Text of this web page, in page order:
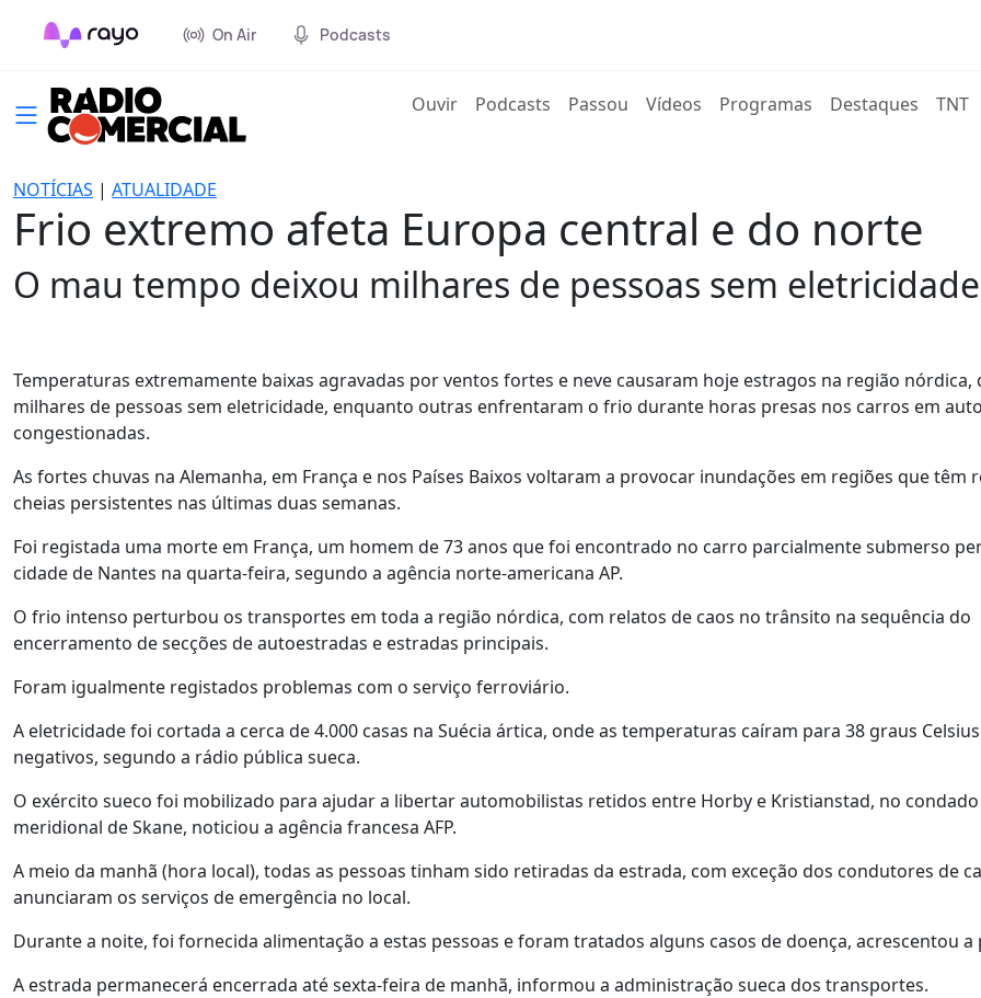
On Air Podcasts
Ouvir(current)
Podcasts Passou Vídeos Programas Destaques TNT
NOTÍCIAS | ATUALIDADE
Frio extremo afeta Europa central e do norte
O mau tempo deixou milhares de pessoas sem
Temperaturas extremamente baixas agravadas por ventos fortes e neve causaram hoje estragos na região nórdica,
milhares de pessoas sem eletricidade, enquanto outras enfrentaram o frio durante horas presas nos carros em
congestionadas.
As fortes chuvas na Alemanha, em França e nos Países Baixos voltaram a provocar inundações em regiões que têm
cheias persistentes nas últimas duas semanas.
Foi registada uma morte em França, um homem de 73 anos que foi encontrado no carro parcialmente submerso
cidade de Nantes na quarta-feira, segundo a agência norte-americana AP.
O frio intenso perturbou os transportes em toda a região nórdica, com relatos de caos no trânsito na sequência do
encerramento de secções de autoestradas e estradas principais.
Foram igualmente registados problemas com o serviço ferroviário.
A eletricidade foi cortada a cerca de 4.000 casas na Suécia ártica, onde as temperaturas caíram para 38 graus Celsius
negativos, segundo a rádio pública sueca.
O exército sueco foi mobilizado para ajudar a libertar automobilistas retidos entre Horby e Kristianstad, no condado
meridional de Skane, noticiou a agência francesa AFP.
A meio da manhã (hora local), todas as pessoas tinham sido retiradas da estrada, com exceção dos condutores de
anunciaram os serviços de emergência no local.
Durante a noite, foi fornecida alimentação a estas pessoas e foram tratados alguns casos de doença, acrescentou a
A estrada permanecerá encerrada até sexta-feira de manhã, informou a administração sueca dos transportes.